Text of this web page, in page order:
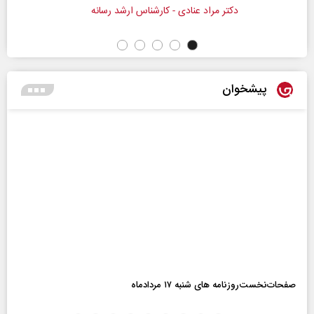
دکتر مراد عنادی - کارشناس ارشد رسانه
پیشخوان
صفحات‌نخست‌روزنامه ها‌ی شنبه ۱۷ مردادماه